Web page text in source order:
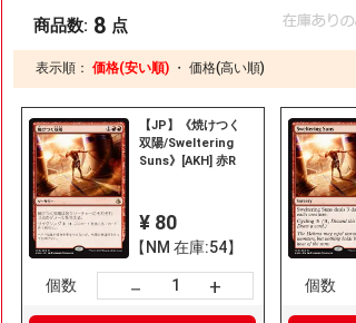
商品数: 8 点
表示順： 価格(安い順) ・ 価格(高い順)
【JP】《焼けつく
双陽/Sweltering
Suns》[AKH] 赤R
¥ 80
【NM 在庫:54】
個数 － + 個数